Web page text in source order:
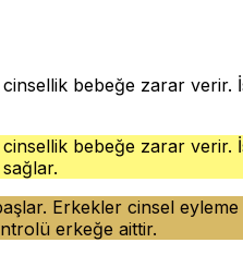
cinsellik bebeğe zarar
cinsellik bebeğe zarar
Erkekler cinsel
erkeğe aittir.